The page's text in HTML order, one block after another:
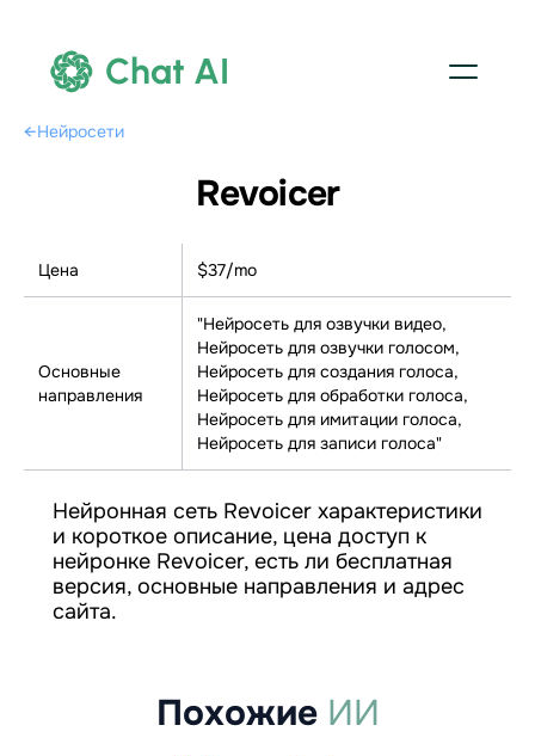
Chat AI
←Нейросети
Revoicer
Цена $37/mo
Основные
направления
"Нейросеть для озвучки видео,
Нейросеть для озвучки голосом,
Нейросеть для создания голоса,
Нейросеть для обработки голоса,
Нейросеть для имитации голоса,
Нейросеть для записи голоса"
Нейронная сеть Revoicer характеристики
и короткое описание, цена доступ к
нейронке Revoicer, есть ли бесплатная
версия, основные направления и адрес
сайта.
Похожие ИИ